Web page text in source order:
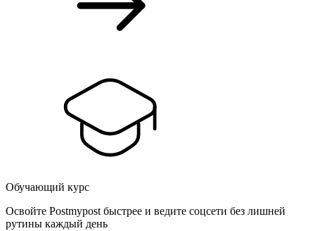
Обучающий курс
Освойте Postmypost быстрее и ведите соцсети без лишней
рутины каждый день